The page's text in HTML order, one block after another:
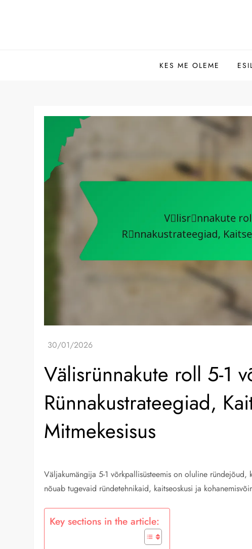
KES ME OLEME
Välisrünnakute roll 5-1
Rünnakustrateegiad,
Mitmekesisus
Väljakumängija 5-1 võrkpallisüsteemis on oluline
nõuab tugevaid ründetehnikaid, kaitseoskusi ja
Key sections in the article: